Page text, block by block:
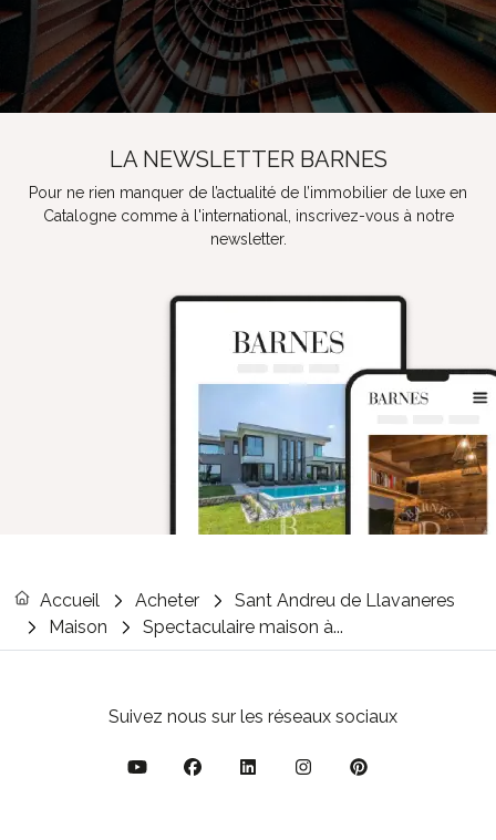
LA NEWSLETTER BARNES
Pour ne rien manquer de l’actualité de l’immobilier de luxe en
Catalogne comme à l'international, inscrivez-vous à notre
newsletter.
Accueil Acheter
Sant Andreu de Llavaneres
Maison
Spectaculaire maison à...
Suivez nous sur les réseaux sociaux